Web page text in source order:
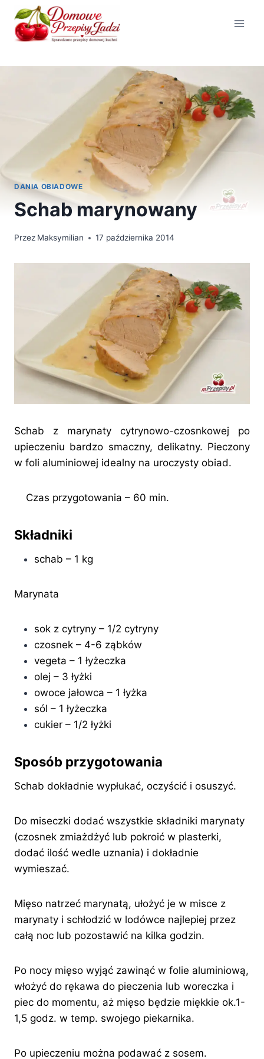
Przejdź
treści
DANIA OBIADOWE
Schab marynowany
Przez Maksymilian 17 października 2014
Schab z marynaty cytrynowo-czosnkowej po
upieczeniu bardzo smaczny, delikatny. Pieczony
w foli aluminiowej idealny na uroczysty obiad.
Czas przygotowania – 60 min.
Składniki
schab – 1 kg
Marynata
sok z cytryny – 1/2 cytryny
czosnek – 4-6 ząbków
vegeta – 1 łyżeczka
olej – 3 łyżki
owoce jałowca – 1 łyżka
sól – 1 łyżeczka
cukier – 1/2 łyżki
Sposób przygotowania
Schab dokładnie wypłukać, oczyścić i osuszyć.
Do miseczki dodać wszystkie składniki marynaty
(czosnek zmiażdżyć lub pokroić w plasterki,
dodać ilość wedle uznania) i dokładnie
wymieszać.
Mięso natrzeć marynatą, ułożyć je w misce z
marynaty i schłodzić w lodówce najlepiej przez
całą noc lub pozostawić na kilka godzin.
Po nocy mięso wyjąć zawinąć w folie aluminiową,
włożyć do rękawa do pieczenia lub woreczka i
piec do momentu, aż mięso będzie miękkie ok.1-
1,5 godz. w temp. swojego piekarnika.
Po upieczeniu można podawać z sosem.